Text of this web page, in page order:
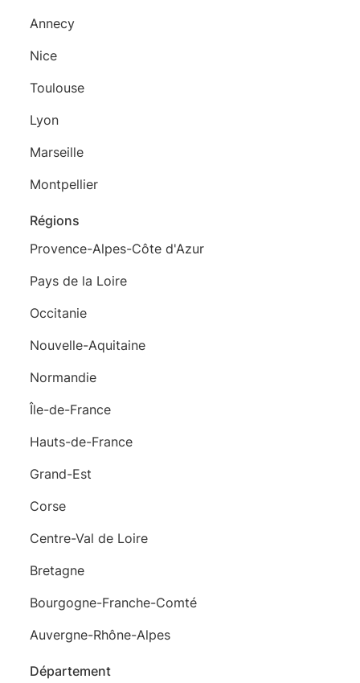
Annecy
Nice
Toulouse
Lyon
Marseille
Montpellier
Régions
Provence-Alpes-Côte d'Azur
Pays de la Loire
Occitanie
Nouvelle-Aquitaine
Normandie
Île-de-France
Hauts-de-France
Grand-Est
Corse
Centre-Val de Loire
Bretagne
Bourgogne-Franche-Comté
Auvergne-Rhône-Alpes
Département